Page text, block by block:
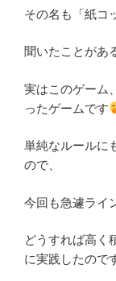
その名も「紙コ
聞いたことがあ
実はこのゲーム
ったゲームです
単純なルールに
ので、
今回も急遽ライ
どうすれば高く
に実践したので